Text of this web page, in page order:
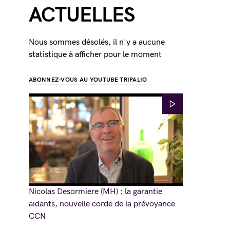
ACTUELLES
Nous sommes désolés, il n'y a aucune
statistique à afficher pour le moment
ABONNEZ-VOUS AU YOUTUBE TRIPALIO
Nicolas Desormiere (MH) : la garantie
aidants, nouvelle corde de la prévoyance
CCN